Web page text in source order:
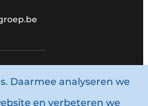
Daarmee analyseren we
en verbeteren we